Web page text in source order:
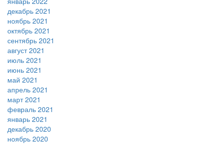
декабрь 2021
ноябрь 2021
октябрь 2021
сентябрь 2021
август 2021
июль 2021
июнь 2021
май 2021
апрель 2021
март 2021
февраль 2021
январь 2021
декабрь 2020
ноябрь 2020